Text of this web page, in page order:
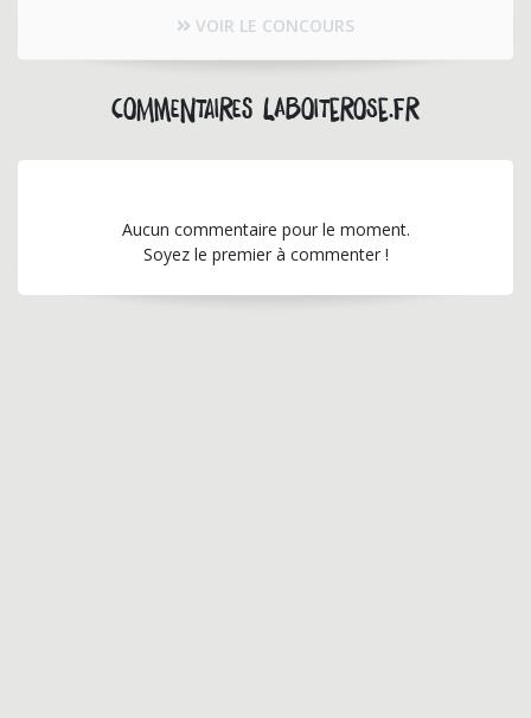
VOIR LE CONCOURS
Commentaires laboiterose.fr
Aucun commentaire pour le moment.
Soyez le premier à commenter !